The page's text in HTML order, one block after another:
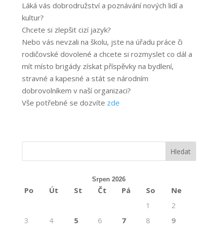
Láká vás dobrodružství a poznávání nových lidí a
kultur?
Chcete si zlepšit cizí jazyk?
Nebo vás nevzali na školu, jste na úřadu práce či
rodičovské dovolené a chcete si rozmyslet co dál a
mít místo brigády získat příspěvky na bydlení,
stravné a kapesné a stát se národním
dobrovolníkem v naší organizaci?
Vše potřebné se dozvíte zde
Srpen 2026
Po Út St Čt Pá So
Ne
1
2
3
4 5 6 7 8
9